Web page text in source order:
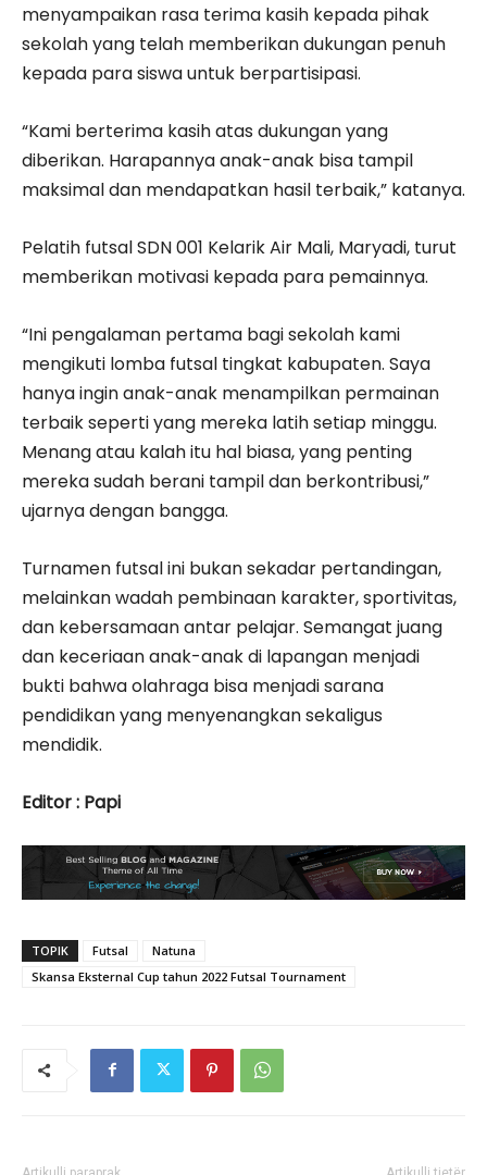
menyampaikan rasa terima kasih kepada pihak
sekolah yang telah memberikan dukungan penuh
kepada para siswa untuk berpartisipasi.
“Kami berterima kasih atas dukungan yang
diberikan. Harapannya anak-anak bisa tampil
maksimal dan mendapatkan hasil terbaik,” katanya.
Pelatih futsal SDN 001 Kelarik Air Mali, Maryadi, turut
memberikan motivasi kepada para pemainnya.
“Ini pengalaman pertama bagi sekolah kami
mengikuti lomba futsal tingkat kabupaten. Saya
hanya ingin anak-anak menampilkan permainan
terbaik seperti yang mereka latih setiap minggu.
Menang atau kalah itu hal biasa, yang penting
mereka sudah berani tampil dan berkontribusi,”
ujarnya dengan bangga.
Turnamen futsal ini bukan sekadar pertandingan,
melainkan wadah pembinaan karakter, sportivitas,
dan kebersamaan antar pelajar. Semangat juang
dan keceriaan anak-anak di lapangan menjadi
bukti bahwa olahraga bisa menjadi sarana
pendidikan yang menyenangkan sekaligus
mendidik.
Editor : Papi
TOPIK Futsal
Natuna
Skansa Eksternal Cup tahun 2022 Futsal Tournament